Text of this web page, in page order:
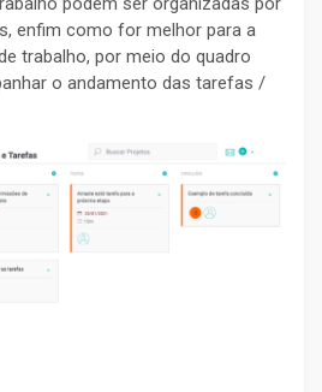
enfim como for melhor para a
trabalho, por meio do quadro
o andamento das tarefas /